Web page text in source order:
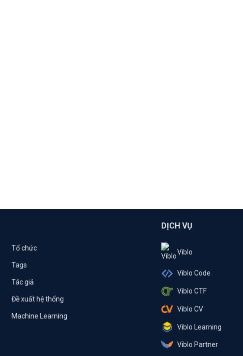
Tổ chức
Tags
Tác giả
Đề xuất hệ thống
Machine Learning
DỊCH VỤ
Viblo
Viblo Code
Viblo CTF
Viblo CV
Viblo Learning
Viblo Partner